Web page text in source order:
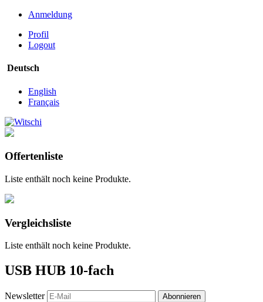
Anmeldung
Profil
Logout
Deutsch
English
Français
Offertenliste
Liste enthält noch keine Produkte.
Vergleichsliste
Liste enthält noch keine Produkte.
USB HUB 10-fach
Newsletter Abonnieren